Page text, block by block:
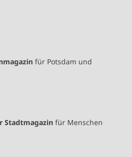
für Potsdam und
Stadtmagazin für Menschen